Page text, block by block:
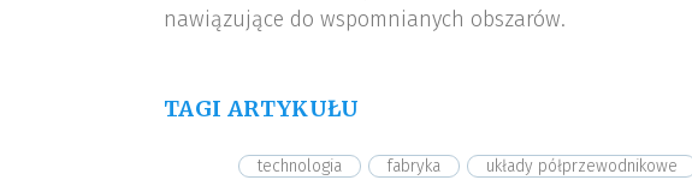
nawiązujące do wspomnianych obszarów.
TAGI ARTYKUŁU
technologia fabryka układy półprzewodnikowe